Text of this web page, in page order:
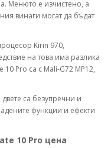
Менюто е изчистено, а
винаги могат да бъдат
Kirin 970,
на това има разлика
Pro са с Mali-G72 MP12,
са безупречни и
функции и ефекти
10 Pro цена